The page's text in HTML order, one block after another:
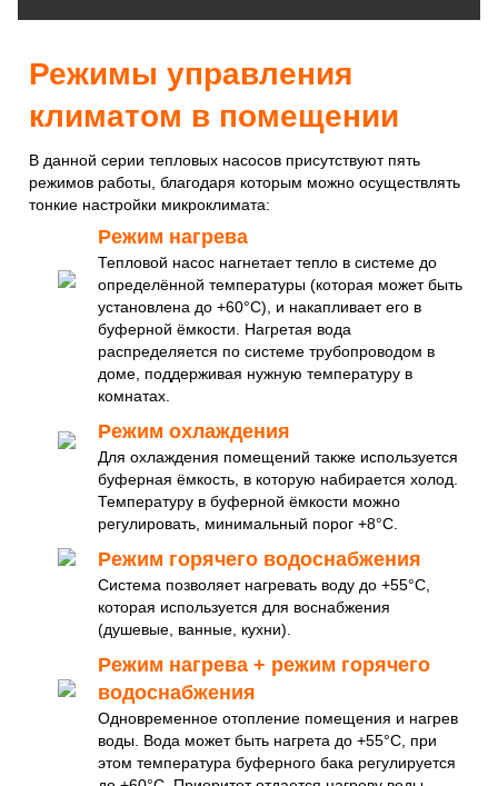
Режимы управления
климатом в помещении
В данной серии тепловых насосов присутствуют пять
режимов работы, благодаря которым можно осуществлять
тонкие настройки микроклимата:
Режим нагрева
Тепловой насос нагнетает тепло в системе до
определённой температуры (которая может быть
установлена до +60°C), и накапливает его в
буферной ёмкости. Нагретая вода
распределяется по системе трубопроводом в
доме, поддерживая нужную температуру в
комнатах.
Режим охлаждения
Для охлаждения помещений также используется
буферная ёмкость, в которую набирается холод.
Температуру в буферной ёмкости можно
регулировать, минимальный порог +8°C.
Режим горячего водоснабжения
Система позволяет нагревать воду до +55°C,
которая используется для воснабжения
(душевые, ванные, кухни).
Режим нагрева + режим горячего
водоснабжения
Одновременное отопление помещения и нагрев
воды. Вода может быть нагрета до +55°C, при
этом температура буферного бака регулируется